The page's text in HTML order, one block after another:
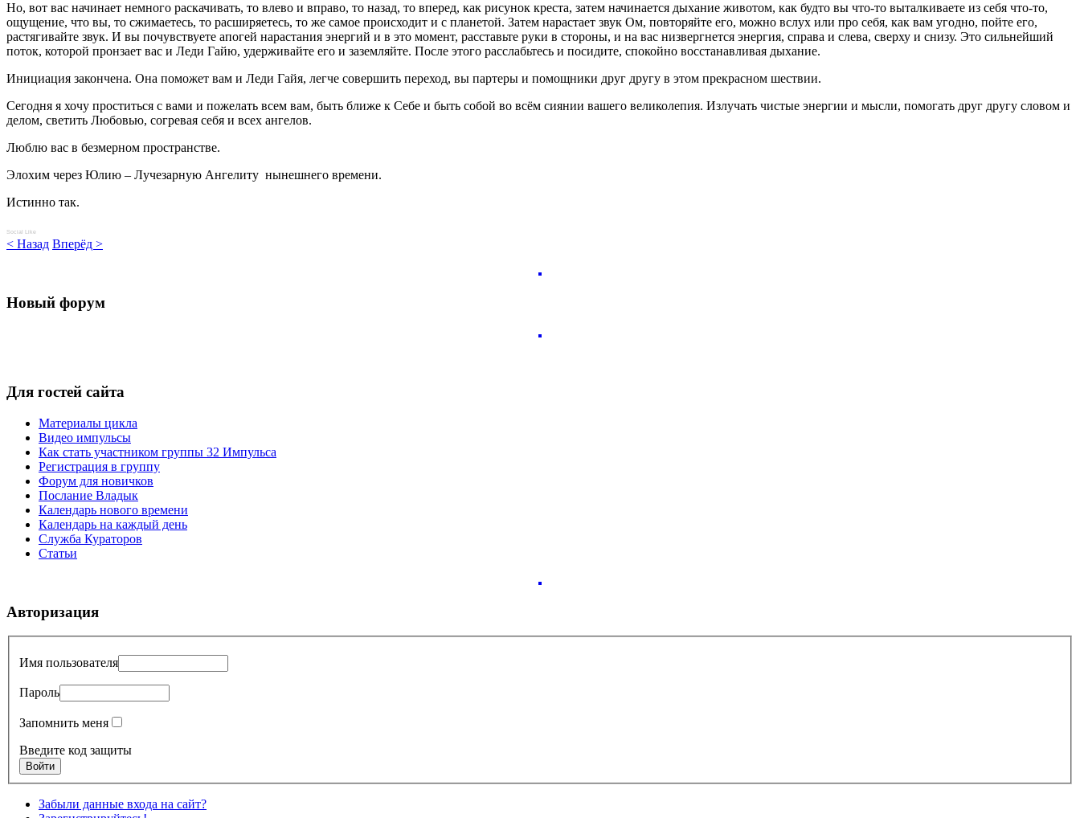
Но, вот вас начинает немного раскачивать, то влево и вправо, то назад, то вперед, как рисунок креста, затем начинается дыхание животом, как будто вы что-то выталкиваете из себя что-то,
ощущение, что вы, то сжимаетесь, то расширяетесь, то же самое происходит и с планетой. Затем нарастает звук Ом, повторяйте его, можно вслух или про себя, как вам угодно, пойте его,
растягивайте звук. И вы почувствуете апогей нарастания энергий и в это момент, расставьте руки в стороны, и на вас низвергнется энергия, справа и слева, сверху и снизу. Это сильнейший
поток, которой пронзает вас и Леди Гайю, удерживайте его и заземляйте. После этого расслабьтесь и посидите, спокойно восстанавливая дыхание.
Инициация закончена. Она поможет вам и Леди Гайя, легче совершить переход, вы партеры и помощники друг другу в этом прекрасном шествии.
Сегодня я хочу проститься с вами и пожелать всем вам, быть ближе к Себе и быть собой во всём сиянии вашего великолепия. Излучать чистые энергии и мысли, помогать друг другу словом и
делом, светить Любовью, согревая себя и всех ангелов.
Люблю вас в безмерном пространстве.
Элохим через Юлию – Лучезарную Ангелиту нынешнего времени.
Истинно так.
Social Like
< Назад Вперёд >
Новый форум
Для гостей сайта
Материалы цикла
Видео импульсы
Как стать участником группы 32 Импульса
Регистрация в группу
Форум для новичков
Послание Владык
Календарь нового времени
Календарь на каждый день
Служба Кураторов
Статьи
Авторизация
Имя пользователя
Пароль
Запомнить меня
Введите код защиты
Забыли данные входа на сайт?